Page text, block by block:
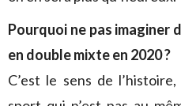
Pourquoi ne pas imaginer
en double mixte en 2020 ?
C’est le sens de